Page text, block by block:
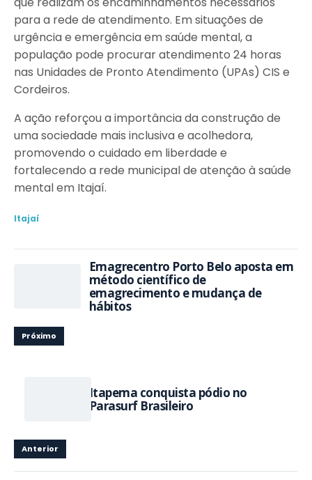
para a rede de atendimento. Em situações de
urgência e emergência em saúde mental, a
população pode procurar atendimento 24 horas
nas Unidades de Pronto Atendimento (UPAs) CIS e
Cordeiros.
A ação reforçou a importância da construção de
uma sociedade mais inclusiva e acolhedora,
promovendo o cuidado em liberdade e
fortalecendo a rede municipal de atenção à saúde
mental em Itajaí.
Itajaí
Emagrecentro Porto Belo aposta em
método científico de
emagrecimento e mudança de
hábitos
Próximo
Itapema conquista pódio no
Parasurf Brasileiro
Anterior